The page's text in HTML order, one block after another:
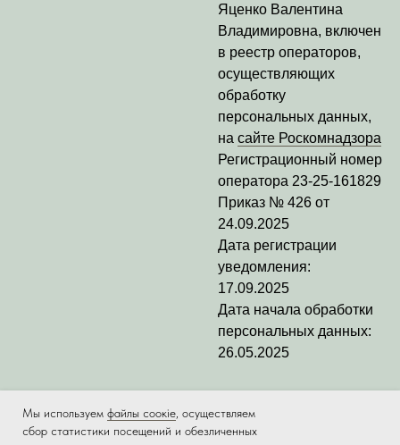
Мы используем файлы соокіе , осуществляем
сбор статистики посещений и обезличенных
Яценко Валентина
Владимировна, включен
в реестр операторов,
осуществляющих
обработку
персональных данных,
на сайте Роскомнадзора
Регистрационный номер
оператора 23-25-161829
Приказ № 426 от
24.09.2025
Дата регистрации
уведомления:
17.09.2025
Дата начала обработки
персональных данных:
26.05.2025